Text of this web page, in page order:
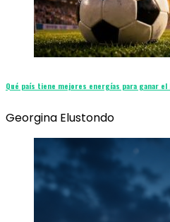
Qué país tiene mejores energías para ganar
Georgina Elustondo